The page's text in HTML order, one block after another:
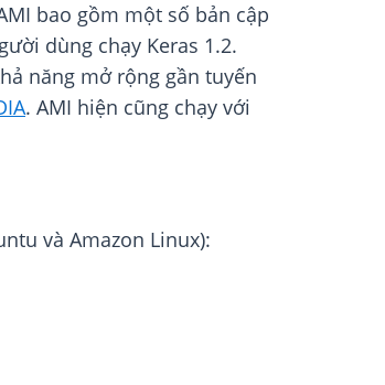
bao gồm một số bản cập
dùng chạy Keras 1.2.
năng mở rộng gần tuyến
. AMI hiện cũng chạy với
và Amazon Linux):